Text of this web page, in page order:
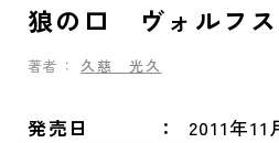
狼の口 ヴォルフ
著者： 久慈 光久
発売日 2011年11